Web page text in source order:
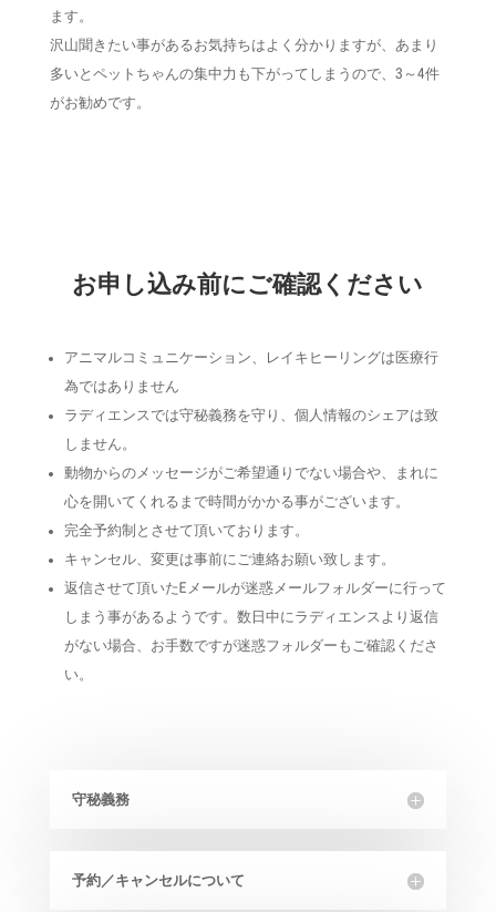
ます。
沢山聞きたい事があるお気持ちはよく分かりますが、あまり
多いとペットちゃんの集中力も下がってしまうので、 3 ～ 4件
がお勧めです。
お申し込み前にご確認ください
アニマルコミュニケーション、レイキヒーリングは医療行
為ではありません
ラディエンスでは守秘義務を守り、個人情報のシェアは致
しません。
動物からのメッセージがご希望通りでない場合や、まれに
心を開いてくれるまで時間がかかる事がございます。
完全予約制とさせて頂いております。
​キャンセル、変更は事前にご連絡お願い致します。
返信させて頂いたEメールが迷惑メールフォルダーに行って
しまう事があるようです。数日中にラディエンスより返信
がない場合、お手数ですが迷惑フォルダーもご確認くださ
い。
守秘義務
予約／キャンセルについて